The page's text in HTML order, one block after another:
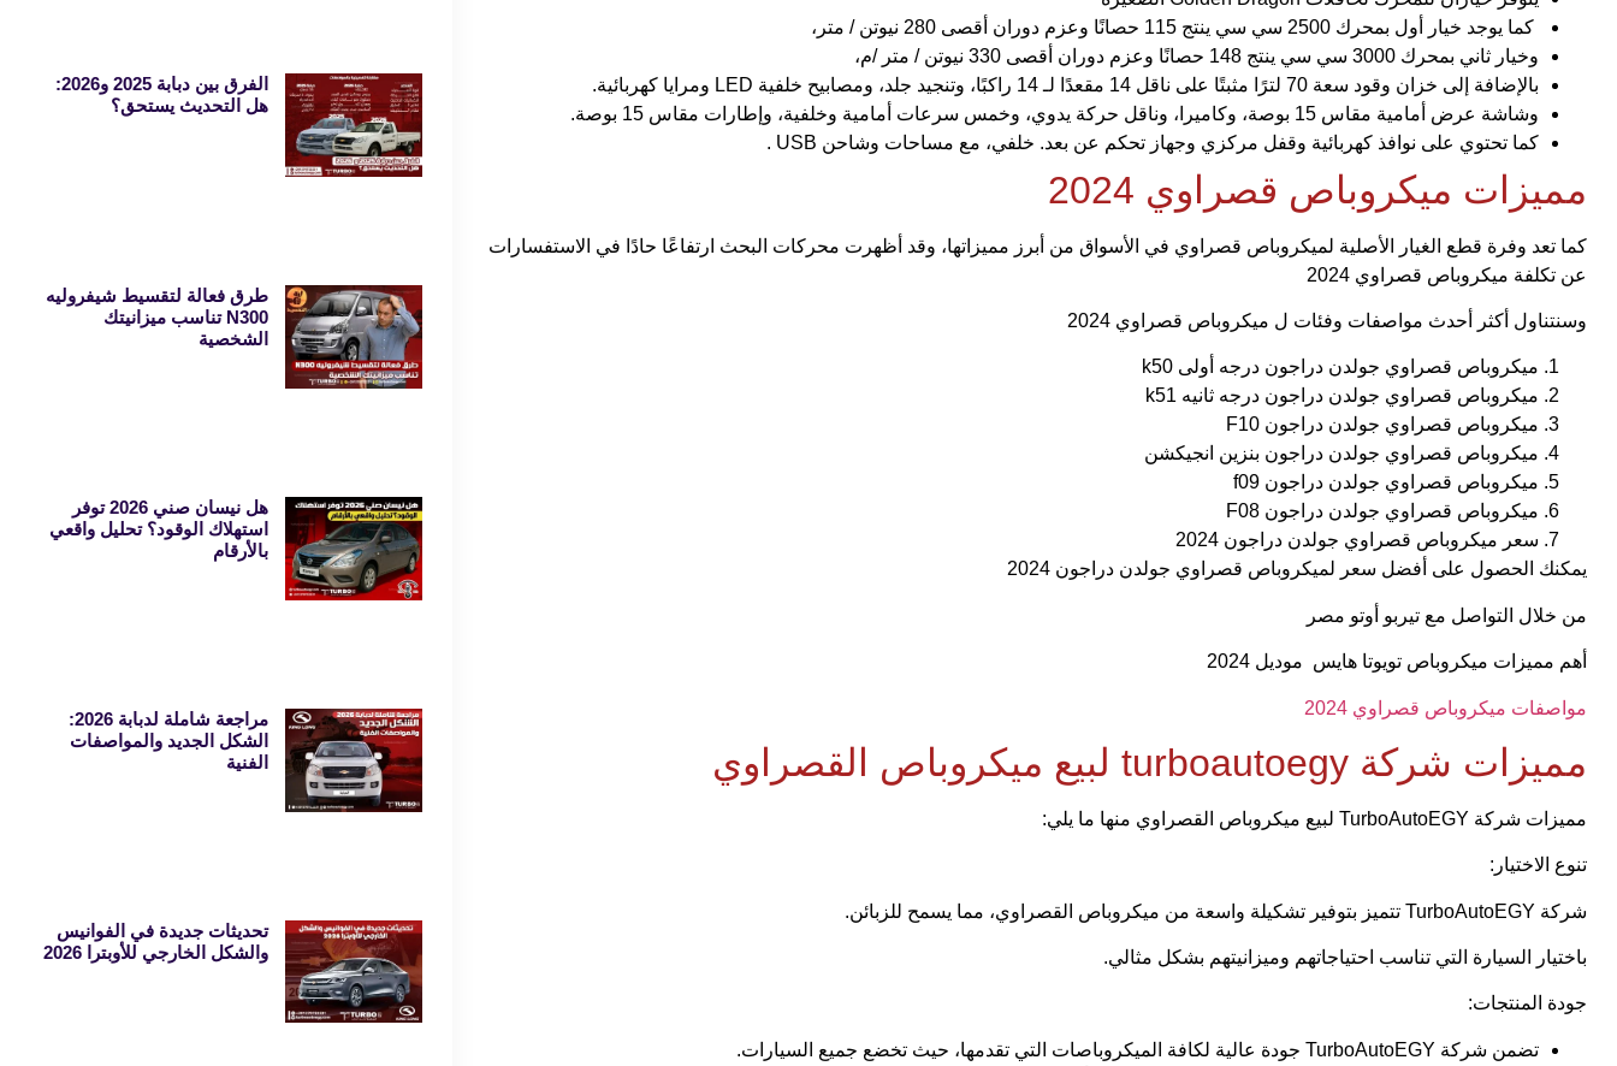
كما يوجد خيار أول بمحرك 2500 سي سي ينتج 115 حصانًا وعزم دوران أقصى 280 نيوتن / متر،
وخيار ثاني بمحرك 3000 سي سي ينتج 148 حصانًا وعزم دوران أقصى 330 نيوتن / متر /م،
بالإضافة إلى خزان وقود سعة 70 لترًا مثبتًا على ناقل 14 مقعدًا لـ 14 راكبًا، وتنجيد جلد، ومصابيح خلفية LED ومرايا كهربائية.
وشاشة عرض أمامية مقاس 15 بوصة، وكاميرا، وناقل حركة يدوي، وخمس سرعات أمامية وخلفية، وإطارات مقاس 15 بوصة.
كما تحتوي على نوافذ كهربائية وقفل مركزي وجهاز تحكم عن بعد. خلفي، مع مساحات وشاحن USB .
مميزات ميكروباص قصراوي 2024
كما تعد وفرة قطع الغيار الأصلية لميكروباص قصراوي في الأسواق من أبرز مميزاتها، وقد أظهرت محركات البحث ارتفاعًا حادًا في الاستفسارات
عن تكلفة ميكروباص قصراوي 2024
وسنتناول أكثر أحدث مواصفات وفئات ل ميكروباص قصراوي 2024
ميكروباص قصراوي جولدن دراجون درجه أولى k50
ميكروباص قصراوي جولدن دراجون درجه ثانيه k51
ميكروباص قصراوي جولدن دراجون F10
ميكروباص قصراوي جولدن دراجون بنزين انجيكشن
ميكروباص قصراوي جولدن دراجون f09
ميكروباص قصراوي جولدن دراجون F08
سعر ميكروباص قصراوي جولدن دراجون 2024
يمكنك الحصول على أفضل سعر لميكروباص قصراوي جولدن دراجون 2024
من خلال التواصل مع تيربو أوتو مصر
أهم مميزات ميكروباص تويوتا هايس موديل 2024
مواصفات ميكروباص قصراوي 2024
مميزات شركة turboautoegy لبيع ميكروباص القصراوي
مميزات شركة TurboAutoEGY لبيع ميكروباص القصراوي منها ما يلي:
تنوع الاختيار:
شركة TurboAutoEGY تتميز بتوفير تشكيلة واسعة من ميكروباص القصراوي، مما يسمح للزبائن.
باختيار السيارة التي تناسب احتياجاتهم وميزانيتهم بشكل مثالي.
جودة المنتجات:
تضمن شركة TurboAutoEGY جودة عالية لكافة الميكروباصات التي تقدمها، حيث تخضع جميع السيارات.
الفرق بين دبابة 2025 و2026:
هل التحديث يستحق؟
طرق فعالة لتقسيط شيفروليه
N300 تناسب ميزانيتك
الشخصية
هل نيسان صني 2026 توفر
استهلاك الوقود؟ تحليل واقعي
بالأرقام
مراجعة شاملة لدبابة 2026:
الشكل الجديد والمواصفات
الفنية
تحديثات جديدة في الفوانيس
والشكل الخارجي للأوبترا 2026